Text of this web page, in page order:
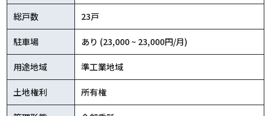
総戸数 23戸
駐車場 あり (23,000 ~ 23,000円/月)
用途地域 準工業地域
土地権利 所有権